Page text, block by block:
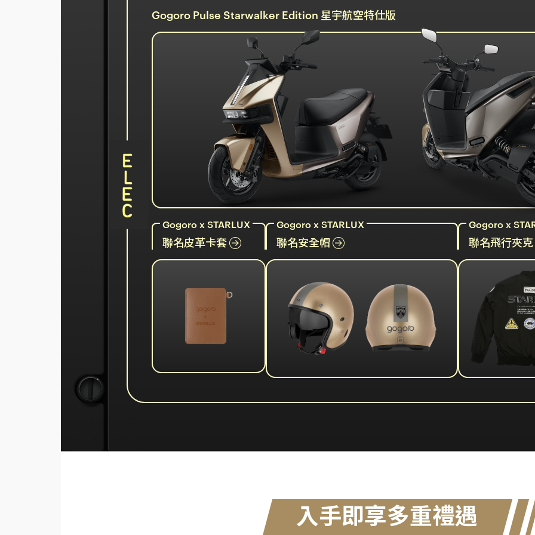
Gogoro Pulse Starwalker Edition 星宇航空特仕版
Gogoro x STARLUX
聯名皮革卡套
Gogoro x STARLUX
聯名安全帽
Gogoro x
聯名飛行夾克
入手即享多重禮遇